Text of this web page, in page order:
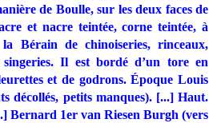
de Boulle, sur les deux faces de
et nacre teintée, corne teintée, à
Bérain de chinoiseries, rinceaux,
Il est bordé d’un tore en
et de godrons. Époque Louis
décollés, petits manques). [...] Haut.
Bernard 1er van Riesen Burgh (vers